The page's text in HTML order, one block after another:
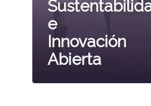
e
Innovación
Abierta